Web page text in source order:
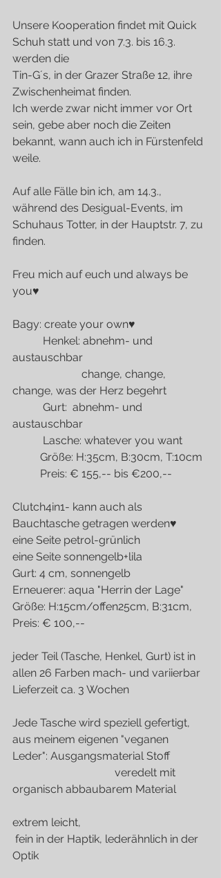
Unsere Kooperation findet mit Quick
Schuh statt und von 7.3. bis 16.3.
werden die
Tin-G´s, in der Grazer Straße 12, ihre
Zwischenheimat finden.
Ich werde zwar nicht immer vor Ort
sein, gebe aber noch die Zeiten
bekannt, wann auch ich in Fürstenfeld
weile.
Auf alle Fälle bin ich, am 14.3.,
während des Desigual-Events, im
Schuhaus Totter, in der Hauptstr. 7, zu
finden.
Freu mich auf euch und always be
you♥
Bagy: create your own♥
austauschbar
change, was der Herz begehrt
austauschbar
           Lasche: whatever you want
          Größe: H:35cm, B:30cm, T:10cm
          Preis: € 155,-- bis €200,--
Clutch4in1- kann auch als
Bauchtasche getragen werden♥
eine Seite petrol-grünlich
eine Seite sonnengelb+lila
Gurt: 4 cm, sonnengelb
Erneuerer: aqua "Herrin der Lage"
Größe: H:15cm/offen25cm, B:31cm,
Preis: € 100,--
jeder Teil (Tasche, Henkel, Gurt) ist in
allen 26 Farben mach- und variierbar
Lieferzeit ca. 3 Wochen
Jede Tasche wird speziell gefertigt,
aus meinem eigenen "veganen
Leder": Ausgangsmaterial Stoff
                                     veredelt mit
organisch abbaubarem Material
extrem leicht,
Optik